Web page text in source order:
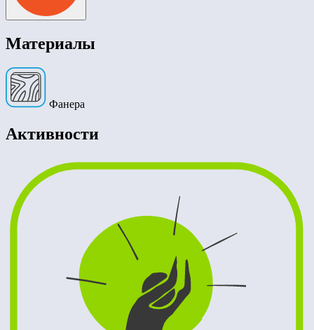
Материалы
Фанера
Активности